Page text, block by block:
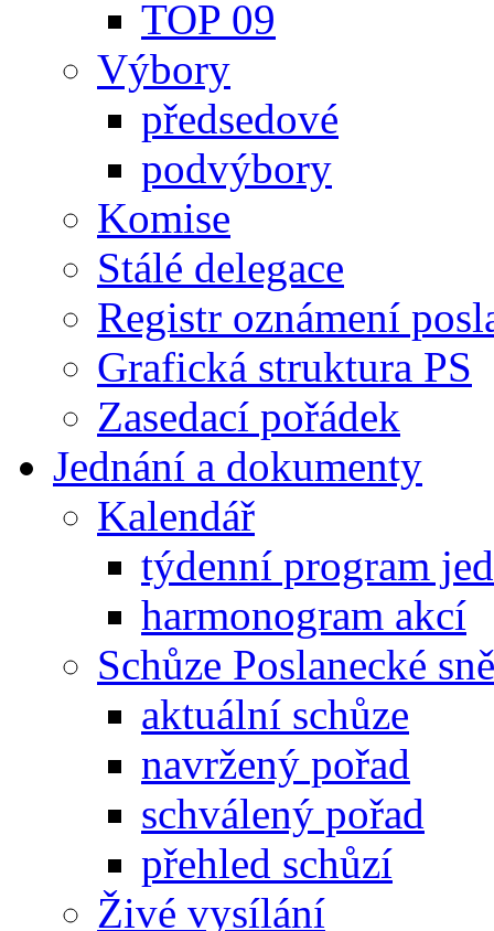
TOP 09
Výbory
předsedové
podvýbory
Komise
Stálé delegace
Registr oznámení
Grafická struktura PS
Zasedací pořádek
Jednání a dokumenty
Kalendář
týdenní program
harmonogram akcí
Schůze Poslanecké
aktuální schůze
navržený pořad
schválený pořad
přehled schůzí
Živé vysílání